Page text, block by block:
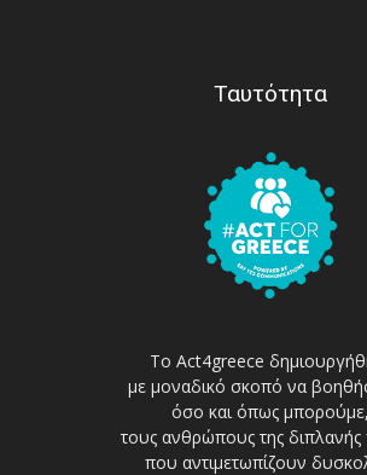
Ταυτότητα
Το Act4greece
με μοναδικό σκοπό να
όσο και όπως μπορούμε,
τους ανθρώπους της διπλανής
που αντιμετωπίζουν